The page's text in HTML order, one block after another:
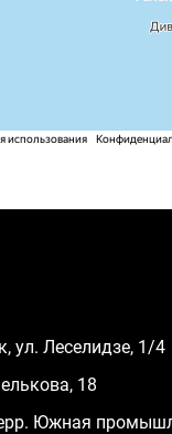
ул. Леселидзе, 1/4
18
Южная